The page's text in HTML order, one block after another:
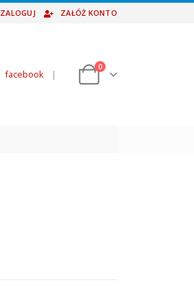
ZALOGUJ ZAŁÓŻ KONTO
facebook |
0